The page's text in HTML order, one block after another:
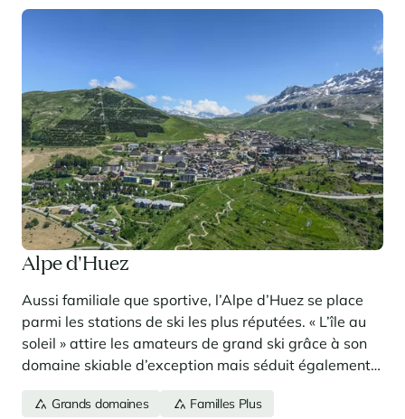
Où trouver les plus beaux spots de ski hors-piste dans les Alpes
françaises ?
Vous attendez les chutes de neige comme d'autres guettent le lever
du soleil ? Vous snobez les pistes damées pour leur préférer les
grands espaces vierges de traces ? Vous faites sans doute partie de
ces adeptes du ski hors-piste. Découvrez notre sélection de secteurs
mythiques où la poudreuse se mérite - et se savoure.
Alpe d'Huez
Aussi familiale que sportive, l’Alpe d’Huez se place
parmi les stations de ski les plus réputées. « L’île au
soleil » attire les amateurs de grand ski grâce à son
domaine skiable d’exception mais séduit également,
après-ski festif et vie nocturne réputée…
Grands domaines Familles Plus